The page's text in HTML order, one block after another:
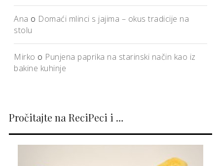
Ana o Domaći mlinci s jajima – okus tradicije na
stolu
Mirko o Punjena paprika na starinski način kao iz
bakine kuhinje
Pročitajte na ReciPeci i …